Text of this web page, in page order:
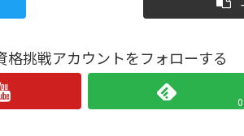
挑戦アカウントをフォローする
0